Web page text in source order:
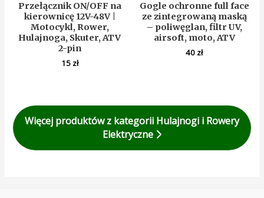
Przełącznik ON/OFF na
kierownicę 12V-48V |
Motocykl, Rower,
Hulajnoga, Skuter, ATV
2-pin
15 zł
Gogle ochronne full face
ze zintegrowaną maską
– poliwęglan, filtr UV,
airsoft, moto, ATV
40 zł
Więcej produktów z kategorii Hulajnogi i Rowery
Elektryczne